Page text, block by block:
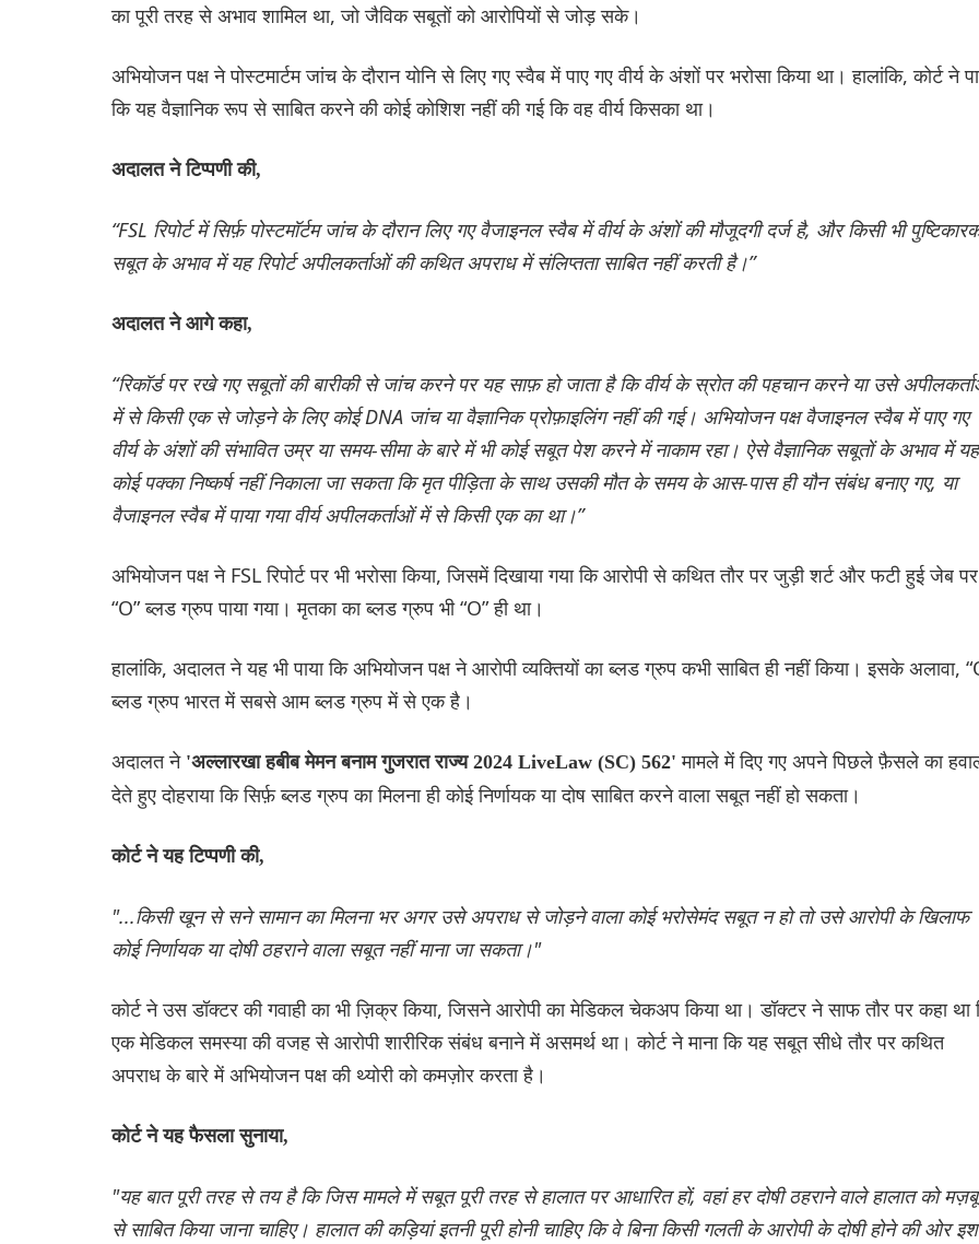
का पूरी तरह से अभाव शामिल था, जो जैविक सबूतों को आरोपियों से जोड़ सके।
अभियोजन पक्ष ने पोस्टमार्टम जांच के दौरान योनि से लिए गए स्वैब में पाए गए वीर्य के अंशों पर भरोसा किया था। हालांकि, कोर्ट ने
कि यह वैज्ञानिक रूप से साबित करने की कोई कोशिश नहीं की गई कि वह वीर्य किसका था।
अदालत ने टिप्पणी की,
“FSL रिपोर्ट में सिर्फ़ पोस्टमॉर्टम जांच के दौरान लिए गए वैजाइनल स्वैब में वीर्य के अंशों की मौजूदगी दर्ज है, और किसी भी
सबूत के अभाव में यह रिपोर्ट अपीलकर्ताओं की कथित अपराध में संलिप्तता साबित नहीं करती है।”
अदालत ने आगे कहा,
“रिकॉर्ड पर रखे गए सबूतों की बारीकी से जांच करने पर यह साफ़ हो जाता है कि वीर्य के स्रोत की पहचान करने या उसे
में से किसी एक से जोड़ने के लिए कोई DNA जांच या वैज्ञानिक प्रोफ़ाइलिंग नहीं की गई। अभियोजन पक्ष वैजाइनल स्वैब में पाए गए
वीर्य के अंशों की संभावित उम्र या समय-सीमा के बारे में भी कोई सबूत पेश करने में नाकाम रहा। ऐसे वैज्ञानिक सबूतों के अभाव में यह
कोई पक्का निष्कर्ष नहीं निकाला जा सकता कि मृत पीड़िता के साथ उसकी मौत के समय के आस-पास ही यौन संबंध बनाए गए, या
वैजाइनल स्वैब में पाया गया वीर्य अपीलकर्ताओं में से किसी एक का था।”
अभियोजन पक्ष ने FSL रिपोर्ट पर भी भरोसा किया, जिसमें दिखाया गया कि आरोपी से कथित तौर पर जुड़ी शर्ट और फटी हुई जेब पर
“O” ब्लड ग्रुप पाया गया। मृतका का ब्लड ग्रुप भी “O” ही था।
हालांकि, अदालत ने यह भी पाया कि अभियोजन पक्ष ने आरोपी व्यक्तियों का ब्लड ग्रुप कभी साबित ही नहीं किया। इसके अलावा,
ब्लड ग्रुप भारत में सबसे आम ब्लड ग्रुप में से एक है।
अदालत ने 'अल्लारखा हबीब मेमन बनाम गुजरात राज्य 2024 LiveLaw (SC) 562'मामले में दिए गए अपने पिछले फ़ैसले का
देते हुए दोहराया कि सिर्फ़ ब्लड ग्रुप का मिलना ही कोई निर्णायक या दोष साबित करने वाला सबूत नहीं हो सकता।
कोर्ट ने यह टिप्पणी की,
"...किसी खून से सने सामान का मिलना भर अगर उसे अपराध से जोड़ने वाला कोई भरोसेमंद सबूत न हो तो उसे आरोपी के खिलाफ
कोई निर्णायक या दोषी ठहराने वाला सबूत नहीं माना जा सकता।"
कोर्ट ने उस डॉक्टर की गवाही का भी ज़िक्र किया, जिसने आरोपी का मेडिकल चेकअप किया था। डॉक्टर ने साफ तौर पर कहा था
एक मेडिकल समस्या की वजह से आरोपी शारीरिक संबंध बनाने में असमर्थ था। कोर्ट ने माना कि यह सबूत सीधे तौर पर कथित
अपराध के बारे में अभियोजन पक्ष की थ्योरी को कमज़ोर करता है।
कोर्ट ने यह फैसला सुनाया,
"यह बात पूरी तरह से तय है कि जिस मामले में सबूत पूरी तरह से हालात पर आधारित हों, वहां हर दोषी ठहराने वाले हालात को
से साबित किया जाना चाहिए। हालात की कड़ियां इतनी पूरी होनी चाहिए कि वे बिना किसी गलती के आरोपी के दोषी होने की ओर